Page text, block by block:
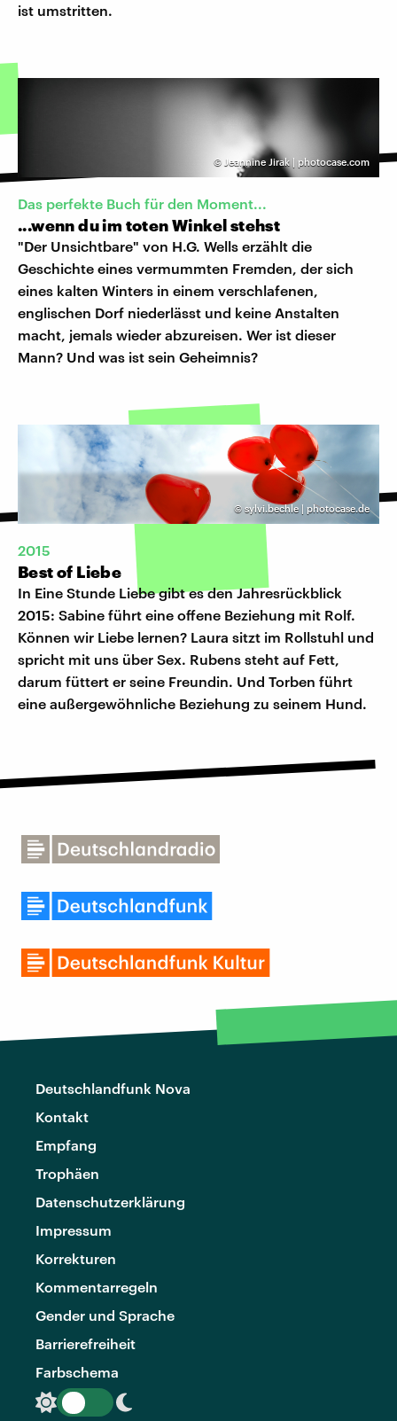
ist umstritten.
© Jeannine Jirak | photocase.com
Das perfekte Buch für den Moment...
...wenn du im toten Winkel stehst
"Der Unsichtbare" von H.G. Wells erzählt die
Geschichte eines vermummten Fremden, der sich
eines kalten Winters in einem verschlafenen,
englischen Dorf niederlässt und keine Anstalten
macht, jemals wieder abzureisen. Wer ist dieser
Mann? Und was ist sein Geheimnis?
© sylvi.bechle | photocase.de
2015
Best of Liebe
In Eine Stunde Liebe gibt es den Jahresrückblick
2015: Sabine führt eine offene Beziehung mit Rolf.
Können wir Liebe lernen? Laura sitzt im Rollstuhl und
spricht mit uns über Sex. Rubens steht auf Fett,
darum füttert er seine Freundin. Und Torben führt
eine außergewöhnliche Beziehung zu seinem Hund.
Deutschlandfunk Nova
Kontakt
Empfang
Trophäen
Datenschutzerklärung
Impressum
Korrekturen
Kommentarregeln
Gender und Sprache
Barrierefreiheit
Farbschema